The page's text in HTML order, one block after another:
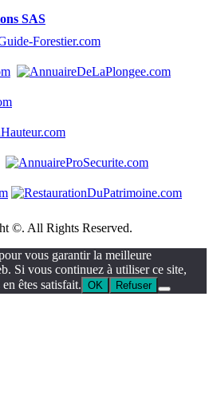
SAS
©. All Rights Reserved.
vous garantir la meilleure
Si vous continuez à utiliser ce site,
êtes satisfait. OK Refuser